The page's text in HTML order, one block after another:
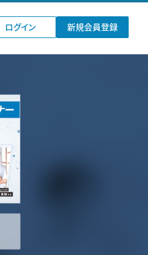
ログイン 新規会員登録